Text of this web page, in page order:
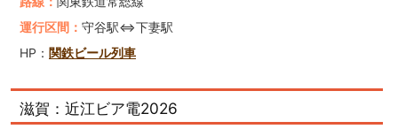
運行区間： 守谷駅⇔下妻駅
HP： 関鉄ビール列車
滋賀：近江ビア電2026